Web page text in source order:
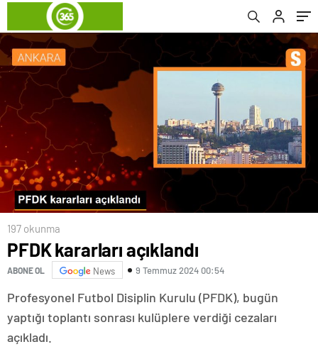
197 okunma
PFDK kararları açıklandı
ABONE OL News 9 Temmuz 2024 00:54
Profesyonel Futbol Disiplin Kurulu (PFDK), bugün
yaptığı toplantı sonrası kulüplere verdiği cezaları
açıkladı.